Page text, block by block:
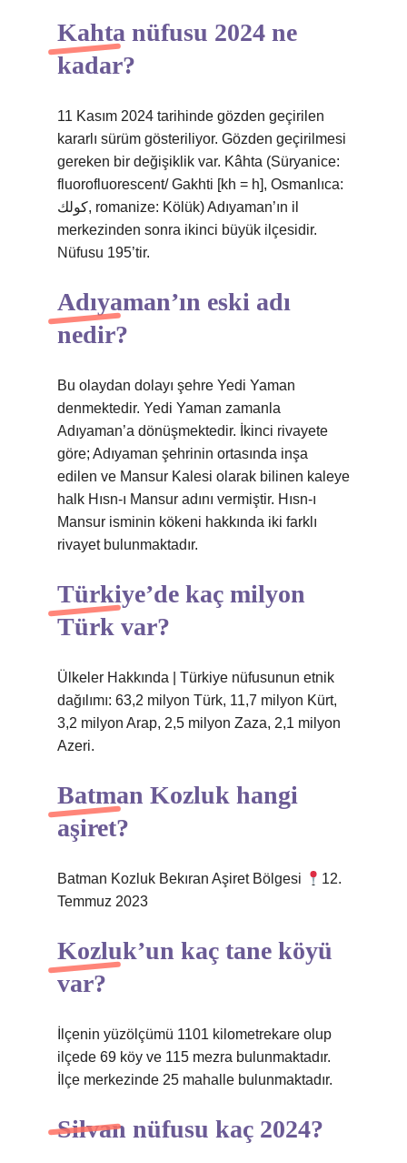
Kahta nüfusu 2024 ne
kadar?
11 Kasım 2024 tarihinde gözden geçirilen
kararlı sürüm gösteriliyor. Gözden geçirilmesi
gereken bir değişiklik var. Kâhta (Süryanice:
fluorofluorescent/ Gakhti [kh = h], Osmanlıca:
كولك, romanize: Kölük) Adıyaman’ın il
merkezinden sonra ikinci büyük ilçesidir.
Nüfusu 195’tir.
Adıyaman’ın eski adı
nedir?
Bu olaydan dolayı şehre Yedi Yaman
denmektedir. Yedi Yaman zamanla
Adıyaman’a dönüşmektedir. İkinci rivayete
göre; Adıyaman şehrinin ortasında inşa
edilen ve Mansur Kalesi olarak bilinen kaleye
halk Hısn-ı Mansur adını vermiştir. Hısn-ı
Mansur isminin kökeni hakkında iki farklı
rivayet bulunmaktadır.
Türkiye’de kaç milyon
Türk var?
Ülkeler Hakkında | Türkiye nüfusunun etnik
dağılımı: 63,2 milyon Türk, 11,7 milyon Kürt,
3,2 milyon Arap, 2,5 milyon Zaza, 2,1 milyon
Azeri.
Batman Kozluk hangi
aşiret?
Batman Kozluk Bekıran Aşiret Bölgesi
12.
Temmuz 2023
Kozluk’un kaç tane köyü
var?
İlçenin yüzölçümü 1101 kilometrekare olup
ilçede 69 köy ve 115 mezra bulunmaktadır.
İlçe merkezinde 25 mahalle bulunmaktadır.
Silvan nüfusu kaç 2024?